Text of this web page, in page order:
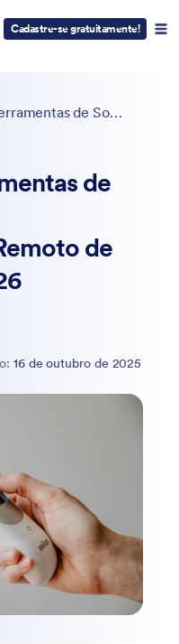
Cadastre-se gratuitamente!
7 Melhores Ferramentas de Software para o Monitoramento Remoto de Pacientes em 2026
de
de
16 de outubro de 2025